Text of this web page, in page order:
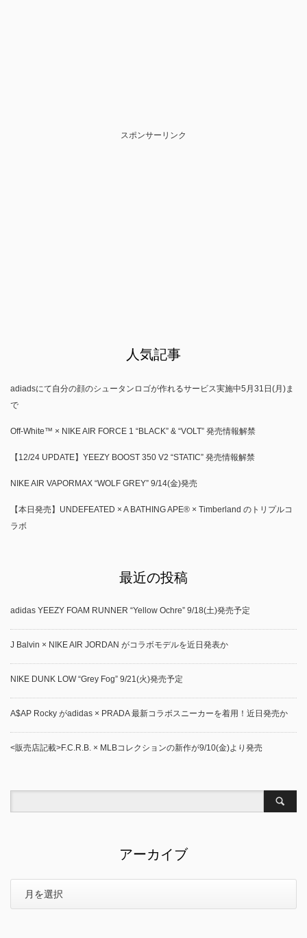
スポンサーリンク
人気記事
adiadsにて自分の顔のシュータンロゴが作れるサービス実施中5月31日(月)ま
で
Off-White™ × NIKE AIR FORCE 1 “BLACK” & “VOLT” 発売情報解禁
【12/24 UPDATE】YEEZY BOOST 350 V2 “STATIC” 発売情報解禁
NIKE AIR VAPORMAX “WOLF GREY” 9/14(金)発売
【本日発売】UNDEFEATED × A BATHING APE® × Timberland のトリプルコ
ラボ
最近の投稿
adidas YEEZY FOAM RUNNER “Yellow Ochre” 9/18(土)発売予定
J Balvin × NIKE AIR JORDAN がコラボモデルを近日発表か
NIKE DUNK LOW “Grey Fog” 9/21(火)発売予定
A$AP Rocky がadidas × PRADA 最新コラボスニーカーを着用！近日発売か
<販売店記載>F.C.R.B. × MLBコレクションの新作が9/10(金)より発売
アーカイブ